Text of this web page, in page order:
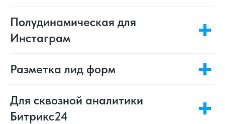
Полудинамическая для
Инстаграм
Разметка лид форм
Для сквозной аналитики
Битрикс24